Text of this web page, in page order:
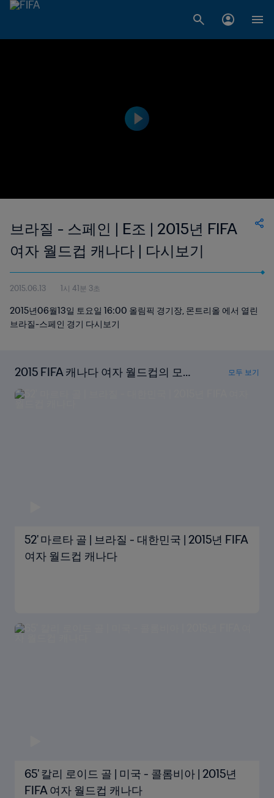
브라질 - 스페인 | E조 | 2015년 FIFA
여자 월드컵 캐나다 | 다시보기
2015.06.13 1시 41분 3초
2015년06월13일 토요일 16:00 올림픽 경기장, 몬트리올 에서 열린
브라질-스페인 경기 다시보기
2015 FIFA 캐나다 여자 월드컵의 모든
골 다시보기
모두 보기
52' 마르타 골 | 브라질 - 대한민국 | 2015년 FIFA
여자 월드컵 캐나다
65' 칼리 로이드 골 | 미국 - 콜롬비아 | 2015년
FIFA 여자 월드컵 캐나다